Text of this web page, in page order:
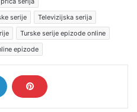
serije
Televizijska serija
Turske serije epizode online
epizode